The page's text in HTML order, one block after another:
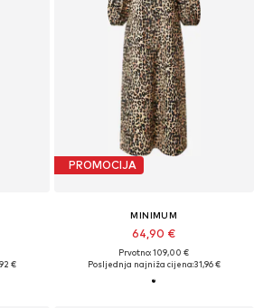
€
PROMOCIJA
MINIMUM
64,90 €
Prvotno: 109,00 €
Posljednja najniža cijena:31,96 €